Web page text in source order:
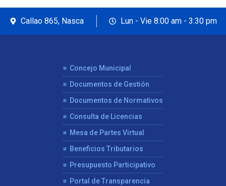
Callao 865, Nasca Lun - Vie 8:00 am - 3:30 pm
Concejo Municipal
Documentos de Gestión
Documentos de Normativos
Consulta de Licencias
Mesa de Partes Virtual
Beneficios Tributarios
Presupuesto Participativo
Portal de Transparencia